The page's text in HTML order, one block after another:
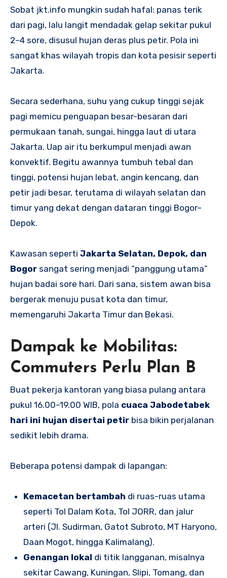
Sobat jkt.info mungkin sudah hafal: panas terik
dari pagi, lalu langit mendadak gelap sekitar pukul
2–4 sore, disusul hujan deras plus petir. Pola ini
sangat khas wilayah tropis dan kota pesisir seperti
Jakarta.
Secara sederhana, suhu yang cukup tinggi sejak
pagi memicu penguapan besar-besaran dari
permukaan tanah, sungai, hingga laut di utara
Jakarta. Uap air itu berkumpul menjadi awan
konvektif. Begitu awannya tumbuh tebal dan
tinggi, potensi hujan lebat, angin kencang, dan
petir jadi besar, terutama di wilayah selatan dan
timur yang dekat dengan dataran tinggi Bogor–
Depok.
Kawasan seperti Jakarta Selatan, Depok, dan
Bogor sangat sering menjadi “panggung utama”
hujan badai sore hari. Dari sana, sistem awan bisa
bergerak menuju pusat kota dan timur,
memengaruhi Jakarta Timur dan Bekasi.
Dampak ke Mobilitas:
Commuters Perlu Plan B
Buat pekerja kantoran yang biasa pulang antara
pukul 16.00–19.00 WIB, pola cuaca Jabodetabek
hari ini hujan disertai petir bisa bikin perjalanan
sedikit lebih drama.
Beberapa potensi dampak di lapangan:
Kemacetan bertambah di ruas-ruas utama
seperti Tol Dalam Kota, Tol JORR, dan jalur
arteri (Jl. Sudirman, Gatot Subroto, MT Haryono,
Daan Mogot, hingga Kalimalang).
Genangan lokal di titik langganan, misalnya
sekitar Cawang, Kuningan, Slipi, Tomang, dan